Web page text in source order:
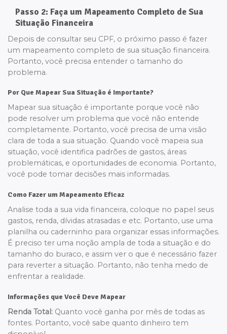
Passo 2: Faça um Mapeamento Completo de Sua
Situação Financeira
Depois de consultar seu CPF, o próximo passo é fazer
um mapeamento completo de sua situação financeira.
Portanto, você precisa entender o tamanho do
problema.
Por Que Mapear Sua Situação é Importante?
Mapear sua situação é importante porque você não
pode resolver um problema que você não entende
completamente. Portanto, você precisa de uma visão
clara de toda a sua situação. Quando você mapeia sua
situação, você identifica padrões de gastos, áreas
problemáticas, e oportunidades de economia. Portanto,
você pode tomar decisões mais informadas.
Como Fazer um Mapeamento Eficaz
Analise toda a sua vida financeira, coloque no papel seus
gastos, renda, dívidas atrasadas e etc. Portanto, use uma
planilha ou caderninho para organizar essas informações.
É preciso ter uma noção ampla de toda a situação e do
tamanho do buraco, e assim ver o que é necessário fazer
para reverter a situação. Portanto, não tenha medo de
enfrentar a realidade.
Informações que Você Deve Mapear
Renda Total: Quanto você ganha por mês de todas as
fontes. Portanto, você sabe quanto dinheiro tem